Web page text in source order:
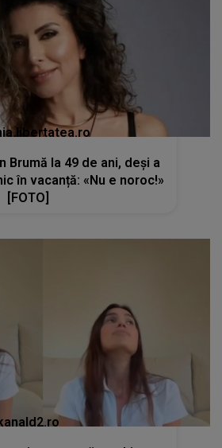
Brumă la 49 de ani, deși a
în vacanță: «Nu e noroc!»
[FOTO]